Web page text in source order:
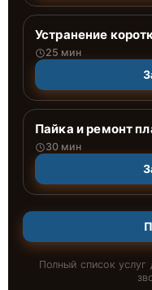
Устранение
25 мин
Пайка и ремонт
30 мин
Полный список услуг